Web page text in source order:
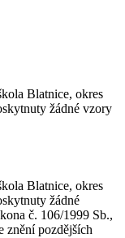
Blatnice, okres
žádné vzory
Blatnice, okres
žádné
č. 106/1999 Sb.,
znění pozdějších